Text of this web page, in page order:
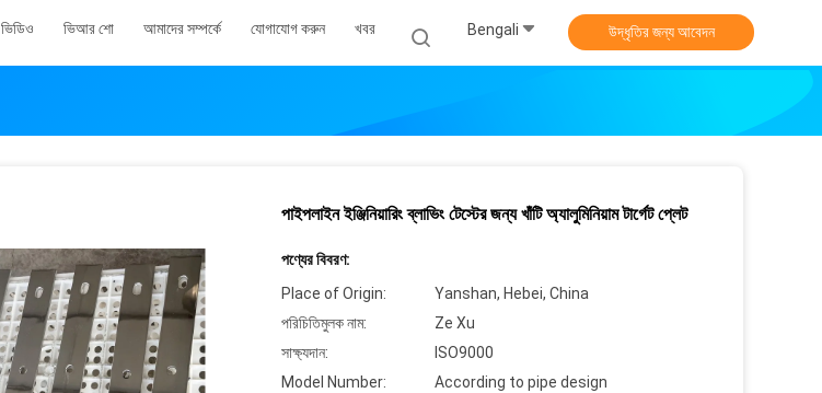
ভিডিও ভিআর শো আমাদের সম্পর্কে যোগাযোগ করুন খবর Bengali উদ্ধৃতির জন্য আবেদন
পাইপলাইন ইঞ্জিনিয়ারিং ব্লাভিং টেস্টের জন্য খাঁটি অ্যালুমিনিয়াম টার্গেট প্লেট
পণ্যের বিবরণ:
Place of Origin:
Yanshan, Hebei, China
পরিচিতিমুলক নাম:
Ze Xu
সাক্ষ্যদান:
ISO9000
Model Number:
According to pipe design